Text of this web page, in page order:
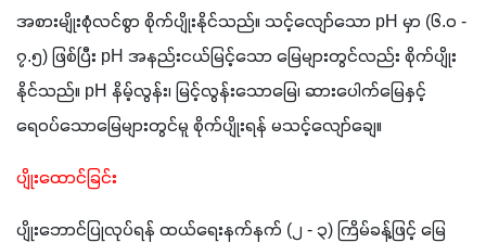
အစားမျိုးစုံလင်စွာ စိုက်ပျိုးနိုင်သည်။ သင့်လျော်သော pH မှာ (၆.၀ -
၇.၅) ဖြစ်ပြီး pH အနည်းငယ်မြင့်သော မြေများတွင်လည်း စိုက်ပျိုး
နိုင်သည်။ pH နိမ့်လွန်း၊ မြင့်လွန်းသောမြေ၊ ဆားပေါက်မြေနှင့်
ရေဝပ်သောမြေများတွင်မူ စိုက်ပျိုးရန် မသင့်လျော်ချေ။
ပျိုးထောင်ခြင်း
ပျိုးဘောင်ပြုလုပ်ရန် ထယ်ရေးနက်နက် (၂ - ၃) ကြိမ်ခန့်ဖြင့် မြေ